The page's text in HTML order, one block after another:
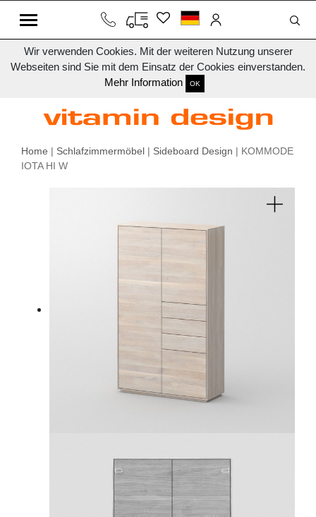
Wir verwenden Cookies. Mit der weiteren Nutzung unserer
Webseiten sind Sie mit dem Einsatz der Cookies einverstanden.
Mehr Information
OK
Home | Schlafzimmermöbel | Sideboard Design | KOMMODE
IOTA HI W